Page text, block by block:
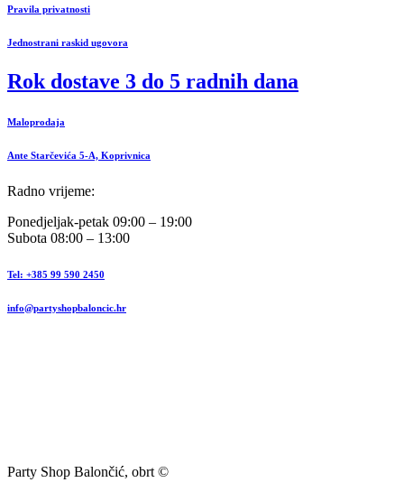
Pravila privatnosti
Jednostrani raskid ugovora
Rok dostave 3 do 5 radnih dana
Maloprodaja
Ante Starčevića 5-A, Koprivnica
Radno vrijeme:
Ponedjeljak-petak 09:00 – 19:00
Subota 08:00 – 13:00
Tel: +385 99 590 2450
info@partyshopbaloncic.hr
Party Shop Balončić, obrt ©